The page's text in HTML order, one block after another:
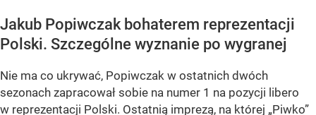
Jakub Popiwczak bohaterem reprezentacji
Polski. Szczególne wyznanie po wygranej
Nie ma co ukrywać, Popiwczak w ostatnich dwóch
sezonach zapracował sobie na numer 1 na pozycji libero
w reprezentacji Polski. Ostatnią imprezą, na której „Piwko”